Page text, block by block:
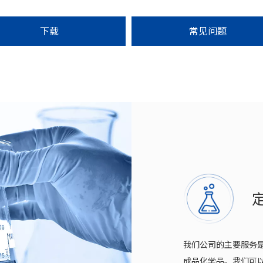
下载 常见问题
我们公司的主要服务
成品化学品。我们可